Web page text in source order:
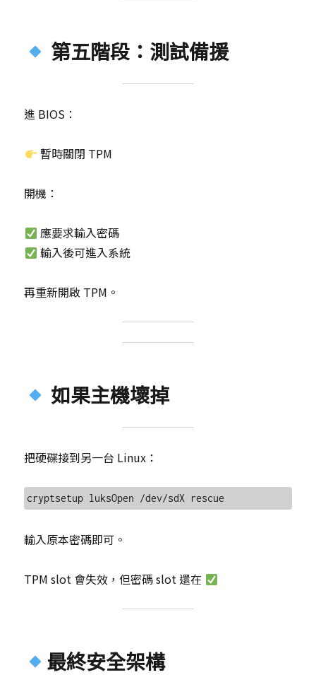
第五階段：測試備援
進 BIOS：
暫時關閉 TPM
開機：
應要求輸入密碼
輸入後可進入系統
再重新開啟 TPM。
如果主機壞掉
把硬碟接到另一台 Linux：
輸入原本密碼即可。
TPM slot 會失效，但密碼 slot 還在
最終安全架構